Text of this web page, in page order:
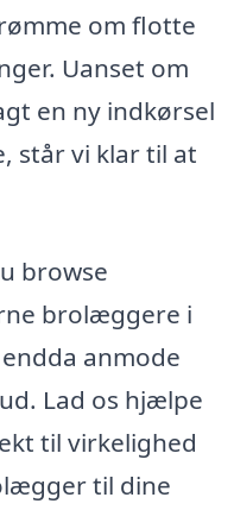
om flotte
Uanset om
en ny indkørsel
står vi klar til at
browse
brolæggere i
anmode
Lad os hjælpe
til virkelighed
til dine